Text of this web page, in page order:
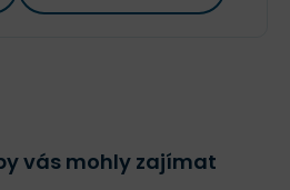
vás mohly zajímat